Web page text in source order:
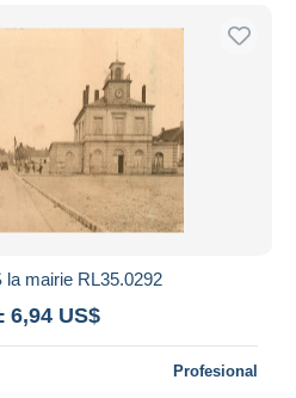
mairie RL35.0292
6,94 US$
Profesional